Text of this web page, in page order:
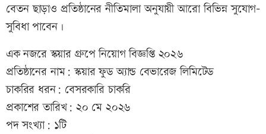
বেতন ছাড়াও প্রতিষ্ঠানের নীতিমালা অনুযায়ী আরো বিভিন্ন সুযোগ-
সুবিধা পাবেন।
এক নজরে স্কয়ার গ্রুপে নিয়োগ বিজ্ঞপ্তি ২০২৬
প্রতিষ্ঠানের নাম: স্কয়ার ফুড অ্যান্ড বেভারেজ লিমিটেড
চাকরির ধরন: বেসরকারি চাকরি
প্রকাশের তারিখ: ২০ মে ২০২৬
পদ সংখ্যা: ১টি